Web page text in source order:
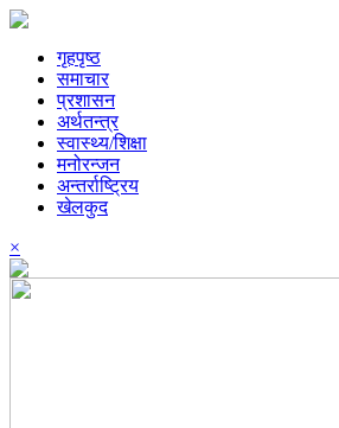
गृहपृष्ठ
समाचार
प्रशासन
अर्थतन्त्र
स्वास्थ्य/शिक्षा
मनोरन्जन
अन्तर्राष्ट्रिय
खेलकुद
×